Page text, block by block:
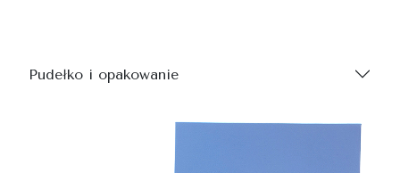
Pudełko i opakowanie